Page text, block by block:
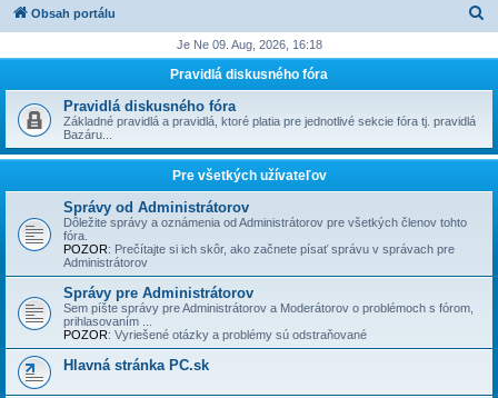
Obsah portálu
d
ť
Je Ne 09. Aug, 2026, 16:18
Pravidlá diskusného fóra
Pravidlá diskusného fóra
Základné pravidlá a pravidlá, ktoré platia pre jednotlivé sekcie fóra tj. pravidlá
Bazáru...
Pre všetkých užívateľov
Správy od Administrátorov
Dôležite správy a oznámenia od Administrátorov pre všetkých členov tohto
fóra.
POZOR: Prečí­tajte si ich skôr, ako začnete písať správu v správach pre
Administrátorov
Správy pre Administrátorov
Sem píšte správy pre Administrátorov a Moderátorov o problémoch s fórom,
prihlasovaní­m ...
POZOR: Vyriešené otázky a problémy sú odstraňované
Hlavná stránka PC.sk